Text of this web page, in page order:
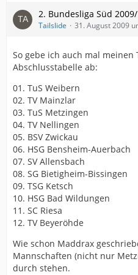
2. Bundesliga Süd
Tailslide 31. August 2009
So gebe ich auch mal
Abschlusstabelle ab:
01. TuS Weibern
02. TV Mainzlar
03. TuS Metzingen
04. TV Nellingen
05. BSV Zwickau
06. HSG Bensheim-Auerbach
07. SV Allensbach
08. SG Bietigheim-Bissingen
09. TSG Ketsch
10. HSG Bad Wildungen
11. SC Riesa
12. TV Beyeröhde
Wie schon Maddrax
Mannschaften (nicht nur
durch stehen.